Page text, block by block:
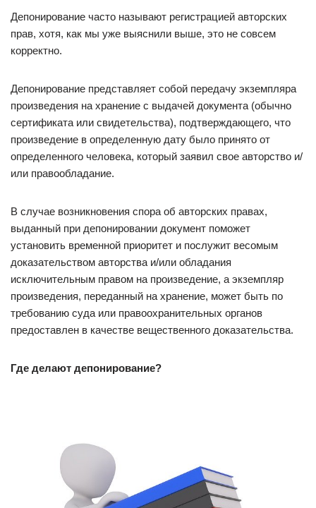
Депонирование часто называют регистрацией авторских
прав, хотя, как мы уже выяснили выше, это не совсем
корректно.
Депонирование представляет собой передачу экземпляра
произведения на хранение с выдачей документа (обычно
сертификата или свидетельства), подтверждающего, что
произведение в определенную дату было принято от
определенного человека, который заявил свое авторство и/
или правообладание.
​В случае возникновения спора об авторских правах,
выданный при депонировании документ поможет
установить временной приоритет и послужит весомым
доказательством авторства и/или обладания
исключительным правом на произведение, а экземпляр
произведения, переданный на хранение, может быть по
требованию суда или правоохранительных органов
предоставлен в качестве вещественного доказательства.
Где делают депонирование?